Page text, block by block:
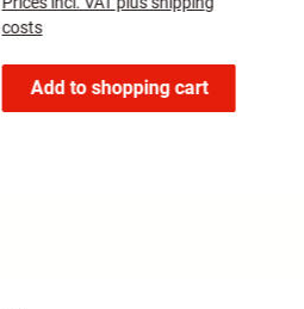
costs
Add to shopping cart